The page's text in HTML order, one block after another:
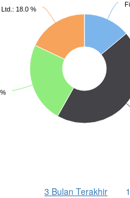
Ltd.: 18.0 %
3 Bulan Terakhir